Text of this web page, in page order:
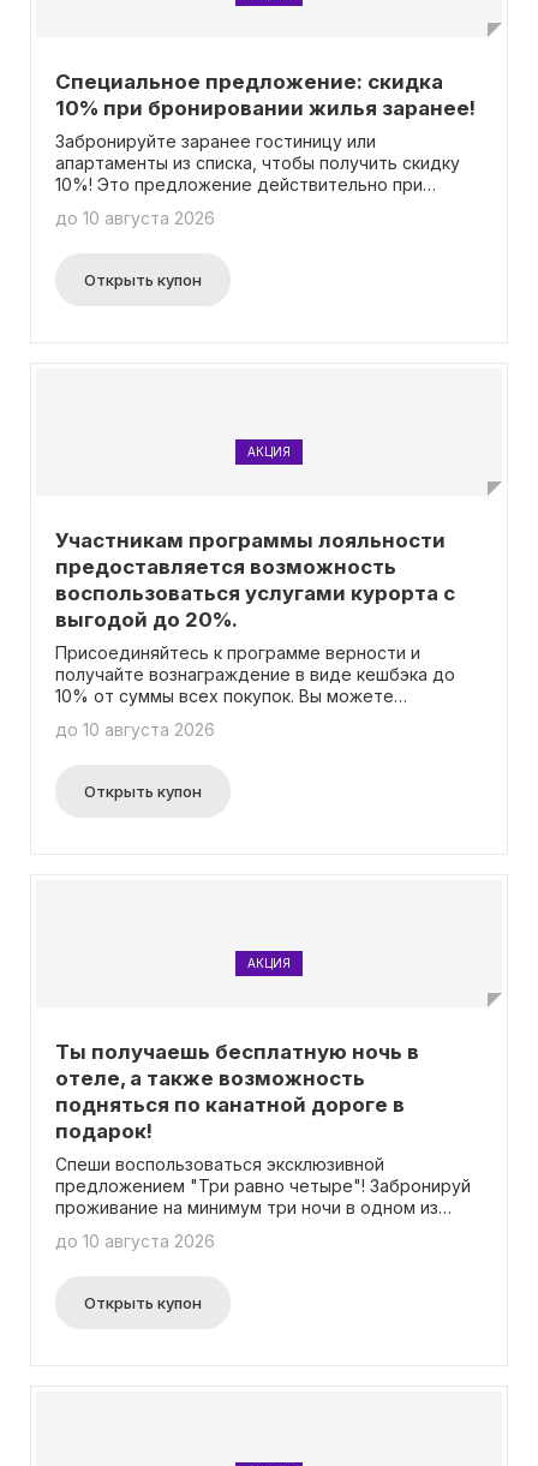
Специальное предложение: скидка
10% при бронировании жилья заранее!
Забронируйте заранее гостиницу или
апартаменты из списка, чтобы получить скидку
10%! Это предложение действительно при
даты заезда. Вам не нужно вводить промокод.
до 10 августа 2026
Открыть купон
АКЦИЯ
Участникам программы лояльности
предоставляется возможность
воспользоваться услугами курорта с
выгодой до 20%.
Присоединяйтесь к программе верности и
получайте вознаграждение в виде кешбэка до
10% от суммы всех покупок. Вы можете
стоимости услуг курорта. Размер вашей выгоды
подробную информацию можно найти на
странице акции. Вам не потребуется вводить
до 10 августа 2026
Открыть купон
АКЦИЯ
Ты получаешь бесплатную ночь в
отеле, а также возможность
подняться по канатной дороге в
подарок!
Спеши воспользоваться эксклюзивной
предложением "Три равно четыре"! Забронируй
проживание на минимум три ночи в одном из
наслаждайся бесплатной дополнительной ночью
пропуск на подъем по канатной дороге!
Подробности акции доступны на странице акции.
до 10 августа 2026
Открыть купон